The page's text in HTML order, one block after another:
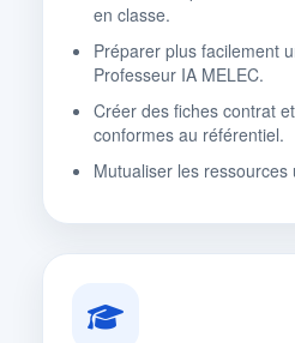
en classe.
Préparer plus facilement
Professeur IA MELEC.
Créer des fiches contrat
conformes au référentiel.
Mutualiser les ressources